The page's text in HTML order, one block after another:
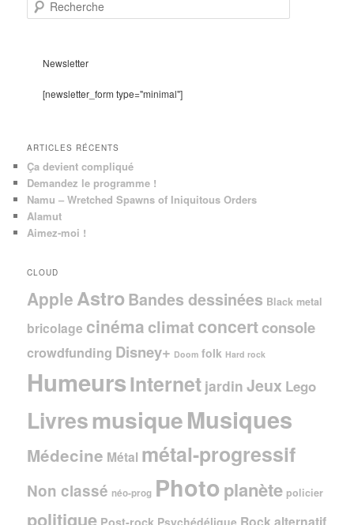
e
Newsletter
[newsletter_form type="minimal"]
ARTICLES RÉCENTS
Ça devient compliqué
Demandez le programme !
Namu – Wretched Spawns of Iniquitous Orders
Alamut
Aimez-moi !
CLOUD
Apple AstroBandes dessinées Black metal
bricolage cinéma climat concertconsole
crowdfunding Disney+ Doom folk Hard rock
HumeursInternet jardin Jeux Lego
LivresmusiqueMusiques
Médecine Métal métal-progressif
Non classé néo-prog Photo planète policier
politique Post-rock Psychédélique Rock alternatif